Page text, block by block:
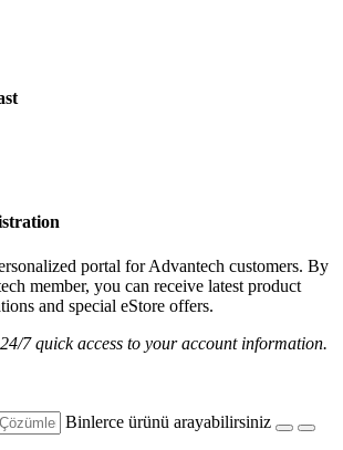
portal for Advantech customers. By
member, you can receive latest product
and special eStore offers.
7 quick access to your account information.
Binlerce ürünü arayabilirsiniz